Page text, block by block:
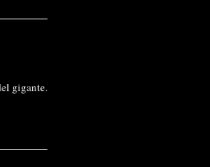
gigante.